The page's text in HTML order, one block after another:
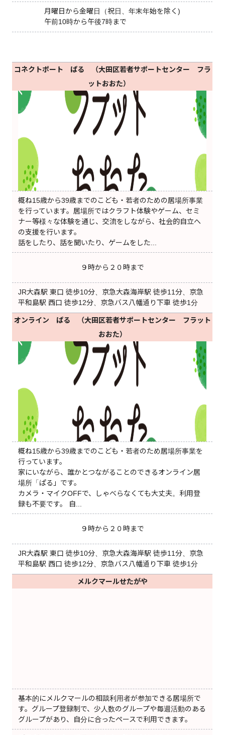
月曜日から金曜日（祝日、年末年始を除く)
午前10時から午後7時まで
コネクトポート ぱる （大田区若者サポートセンター フラ
ットおおた）
概ね15歳から39歳までのこども・若者のための居場所事業
を行っています。居場所ではクラフト体験やゲーム、セミ
ナー等様々な体験を通じ、交流をしながら、社会的自立へ
の支援を行います。
話をしたり、話を聞いたり、ゲームをした...
９時から２０時まで
JR大森駅 東口 徒歩10分、京急大森海岸駅 徒歩11分、京急
平和島駅 西口 徒歩12分、京急バス八幡通り下車 徒歩1分
オンライン ぱる （大田区若者サポートセンター フラット
おおた）
概ね15歳から39歳までのこども・若者のため居場所事業を
行っています。
家にいながら、誰かとつながることのできるオンライン居
場所「ぱる」です。
カメラ・マイクOFFで、しゃべらなくても大丈夫。利用登
録も不要です。 自...
９時から２０時まで
JR大森駅 東口 徒歩10分、京急大森海岸駅 徒歩11分、京急
平和島駅 西口 徒歩12分、京急バス八幡通り下車 徒歩1分
メルクマールせたがや
基本的にメルクマールの相談利用者が参加できる居場所で
す。グループ登録制で、少人数のグループや毎週活動のある
グループがあり、自分に合ったペースで利用できます。